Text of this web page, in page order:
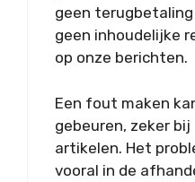
geen
geen inhoudelijke
op onze berichten.
Een fout maken
gebeuren, zeker
artikelen. Het
vooral in de